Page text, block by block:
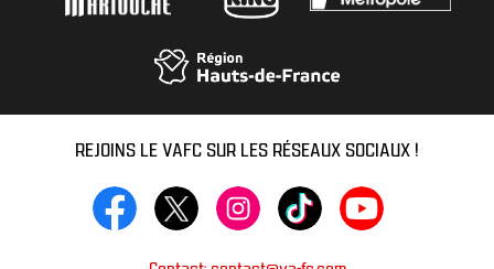
REJOINS LE VAFC SUR LES RÉSEAUX SOCIAUX !